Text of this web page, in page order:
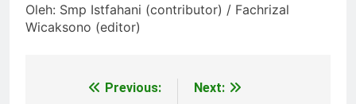
Oleh: Smp Istfahani (contributor) / Fachrizal
Wicaksono (editor)
Previous:
Next: